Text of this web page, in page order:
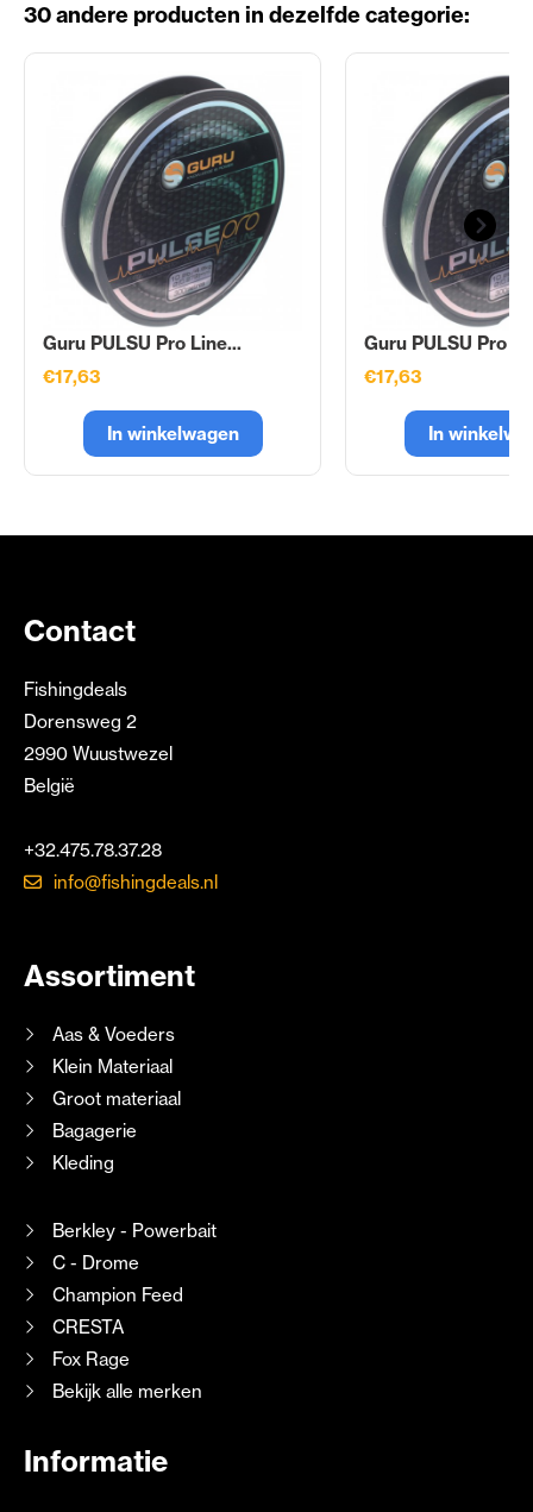
30 andere producten in dezelfde categorie:
Guru PULSU Pro Line...
€17,63
In winkelwagen
Guru PULSU Pro
€17,63
In
Contact
Fishingdeals
Dorensweg 2
2990 Wuustwezel
België
+32.475.78.37.28
info@fishingdeals.nl
Assortiment
Aas & Voeders
Klein Materiaal
Groot materiaal
Bagagerie
Kleding
Berkley - Powerbait
C - Drome
Champion Feed
CRESTA
Fox Rage
Bekijk alle merken
Informatie